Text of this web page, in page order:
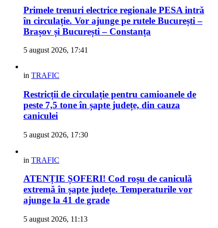
Primele trenuri electrice regionale PESA intră
în circulație. Vor ajunge pe rutele București –
Brașov și București – Constanța
5 august 2026, 17:41
in TRAFIC
Restricții de circulație pentru camioanele de
peste 7,5 tone în șapte județe, din cauza
caniculei
5 august 2026, 17:30
in TRAFIC
ATENȚIE ȘOFERI! Cod roșu de caniculă
extremă în șapte județe. Temperaturile vor
ajunge la 41 de grade
5 august 2026, 11:13